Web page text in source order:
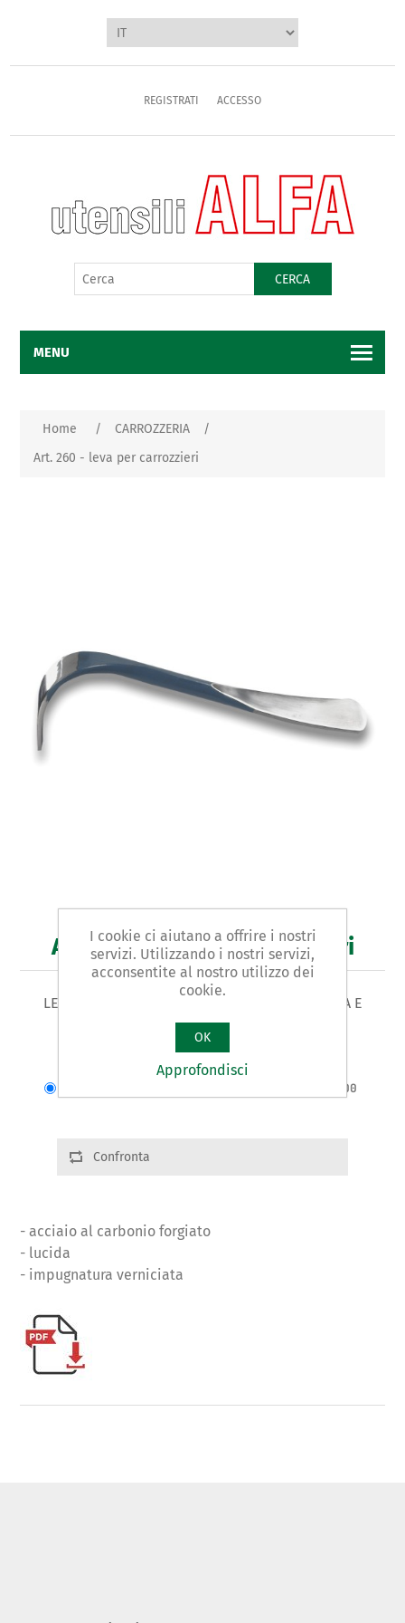
REGISTRATI ACCESSO
CERCA
MENU
Home / CARROZZERIA
/
Art. 260 - leva per carrozzieri
Art. 260 - leva per carrozzieri
LEVA PER CARROZZIERI tipo a DUE FACCE PIANA E
CURVA
Varianti prodotto
Cod.: 26001 | L:400 | Largh.:60 | g.1800
Confronta
- acciaio al carbonio forgiato
- lucida
- impugnatura verniciata
I cookie ci aiutano a offrire i nostri
servizi. Utilizzando i nostri servizi,
acconsentite al nostro utilizzo dei
cookie.
OK
Approfondisci